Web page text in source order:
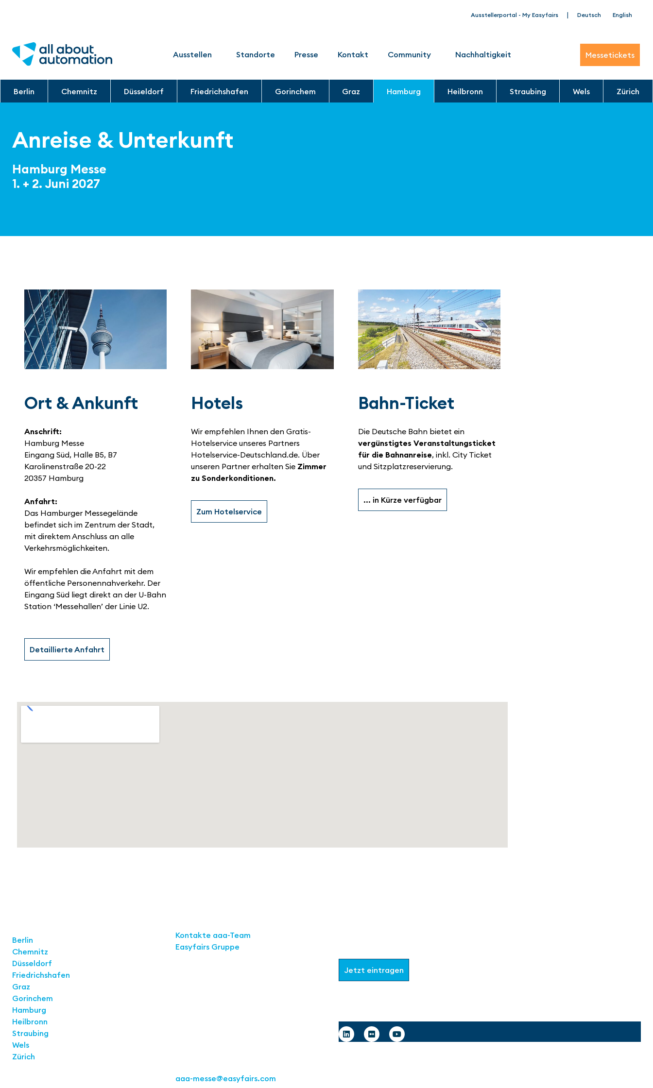
Ausstellerportal - My Easyfairs | Deutsch English
Ausstellen Standorte Presse Kontakt Community Nachhaltigkeit Messetickets
Berlin Chemnitz Düsseldorf Friedrichshafen Gorinchem Graz Hamburg Heilbronn Straubing Wels Zürich
Anreise & Unterkunft
Hamburg Messe
1. + 2. Juni 2027
Ort & Ankunft
Anschrift:
Hamburg Messe
Eingang Süd, Halle B5, B7
Karolinenstraße 20-22
20357 Hamburg
Anfahrt:
Das Hamburger Messegelände
befindet sich im Zentrum der Stadt,
mit direktem Anschluss an alle
Verkehrsmöglichkeiten.
Wir empfehlen die Anfahrt mit dem
öffentliche Personennahverkehr. Der
Eingang Süd liegt direkt an der U-Bahn
Station ‘Messehallen’ der Linie U2.
Detaillierte Anfahrt
Hotels
Wir empfehlen Ihnen den Gratis-
Hotelservice unseres Partners
Hotelservice-Deutschland.de. Über
unseren Partner erhalten Sie Zimmer
zu Sonderkonditionen.
Zum Hotelservice
Bahn-Ticket
Die Deutsche Bahn bietet ein
vergünstigtes Veranstaltungsticket
für die Bahnanreise, inkl. City Ticket
und Sitzplatzreservierung.
... in Kürze verfügbar
Berlin
Chemnitz
Düsseldorf
Friedrichshafen
Graz
Gorinchem
Hamburg
Heilbronn
Straubing
Wels
Zürich
Kontakte aaa-Team
Easyfairs Gruppe
aaa-messe@easyfairs.com
Jetzt eintragen